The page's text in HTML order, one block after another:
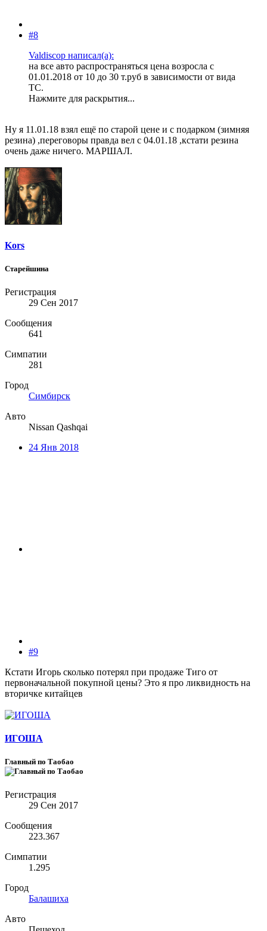
#8
Valdiscop написал(а):
на все авто распространяться цена возросла с
01.01.2018 от 10 до 30 т.руб в зависимости от вида
ТС.
Нажмите для раскрытия...
Ну я 11.01.18 взял ещё по старой цене и с подарком (зимняя
резина) ,переговоры правда вел с 04.01.18 ,кстати резина
очень даже ничего. МАРШАЛ.
Kors
Старейшина
Регистрация
29 Сен 2017
Сообщения
641
Симпатии
281
Город
Симбирск
Авто
Nissan Qashqai
24 Янв 2018
#9
Кстати Игорь сколько потерял при продаже Тиго от
первоначальной покупной цены? Это я про ликвидность на
вторичке китайцев
ИГОША
Главный по Таобао
Регистрация
29 Сен 2017
Сообщения
223.367
Симпатии
1.295
Город
Балашиха
Авто